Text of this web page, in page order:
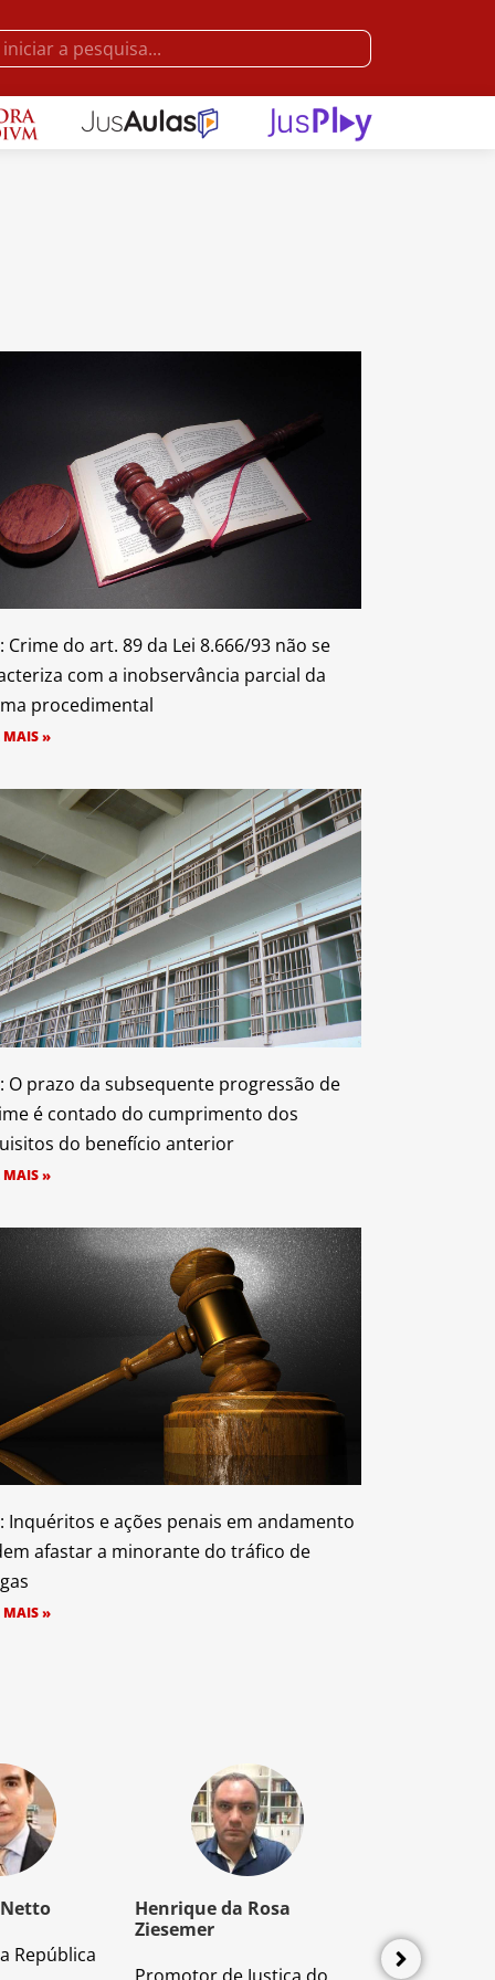
Crime do art. 89 da Lei 8.666/93 não se
com a inobservância parcial da
procedimental
MAIS »
O prazo da subsequente progressão de
é contado do cumprimento dos
do benefício anterior
MAIS »
Inquéritos e ações penais em andamento
afastar a minorante do tráfico de
MAIS »
República
Henrique da Rosa
Ziesemer
Advogado e